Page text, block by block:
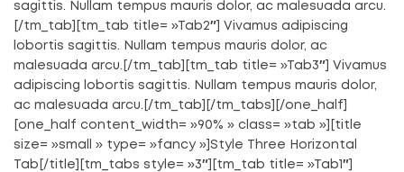
sagittis. Nullam tempus mauris dolor, ac malesuada arcu.
[/tm_tab][tm_tab title= »Tab2″] Vivamus adipiscing
lobortis sagittis. Nullam tempus mauris dolor, ac
malesuada arcu.[/tm_tab][tm_tab title= »Tab3″] Vivamus
adipiscing lobortis sagittis. Nullam tempus mauris dolor,
ac malesuada arcu.[/tm_tab][/tm_tabs][/one_half]
[one_half content_width= »90% » class= »tab »][title
size= »small » type= »fancy »]Style Three Horizontal
Tab[/title][tm_tabs style= »3″][tm_tab title= »Tab1″]